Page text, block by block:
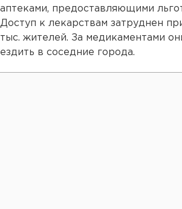
аптеками, предоставляющими
Доступ к лекарствам затруднен
тыс. жителей. За медикаментами
ездить в соседние города.